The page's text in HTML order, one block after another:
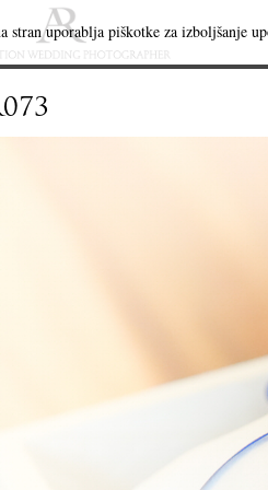
stran uporablja piškotke za izboljšanje